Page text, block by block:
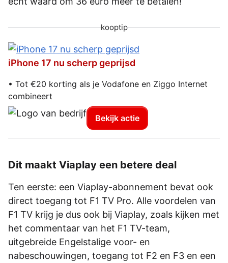
kooptip
iPhone 17 nu scherp geprijsd
• Tot €20 korting als je Vodafone en Ziggo Internet
combineert
Bekijk actie
Dit maakt Viaplay een betere deal
Ten eerste: een Viaplay-abonnement bevat ook
direct toegang tot F1 TV Pro. Alle voordelen van
F1 TV krijg je dus ook bij Viaplay, zoals kijken met
het commentaar van het F1 TV-team,
uitgebreide Engelstalige voor- en
nabeschouwingen, toegang tot F2 en F3 en een